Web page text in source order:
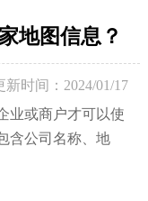
地图信息？
新时间：2024/01/17
业或商户才可以使
含公司名称、地